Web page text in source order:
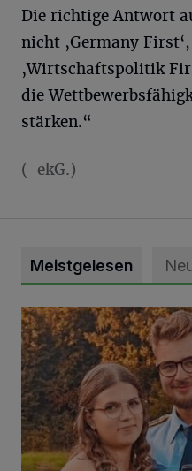
Die richtige Antwort
nicht ‚Germany
‚Wirtschaftspolitik
die
stärken.“
(-ekG.)
Meistgelesen
Mit Herzblut die